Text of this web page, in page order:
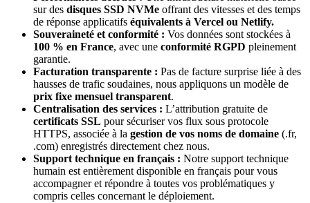
sur des disques SSD NVMe offrant des vitesses et des temps
de réponse applicatifs équivalents à Vercel ou Netlify.
Souveraineté et conformité : Vos données sont stockées à
100 % en France, avec une conformité RGPD pleinement
garantie.
Facturation transparente : Pas de facture surprise liée à des
hausses de trafic soudaines, nous appliquons un modèle de
prix fixe mensuel transparent.
Centralisation des services : L’attribution gratuite de
certificats SSL pour sécuriser vos flux sous protocole
HTTPS, associée à la gestion de vos noms de domaine (.fr,
.com) enregistrés directement chez nous.
Support technique en français : Notre support technique
humain est entièrement disponible en français pour vous
accompagner et répondre à toutes vos problématiques y
compris celles concernant le déploiement.